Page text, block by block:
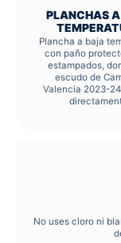
PLANCHAS
Plancha a baja
con paño
estampados,
escudo de
Valencia 2023-
No uses cloro ni